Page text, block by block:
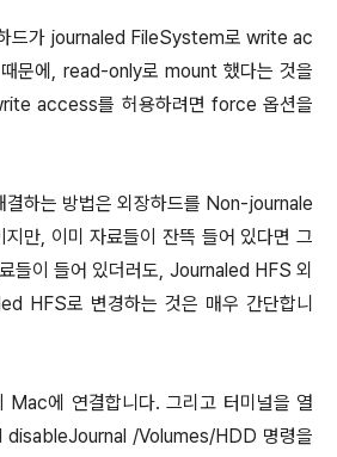
드가 journaled FileSystem로 write ac
문에, read-only로 mount 했다는 것을
access를 허용하려면 force 옵션을
결하는 방법은 외장하드를 Non-journale
만, 이미 자료들이 잔뜩 들어 있다면 그
들이 들어 있더러도, Journaled HFS 외
HFS로 변경하는 것은 매우 간단합니
에 연결합니다. 그리고 터미널을 열
disableJournal /Volumes/HDD 명령을